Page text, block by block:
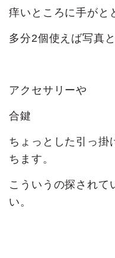
痒いところに手がと
多分2個使えば写真
アクセサリーや
合鍵
ちょっとした引っ掛
ちます。
こういうの探されて
い。